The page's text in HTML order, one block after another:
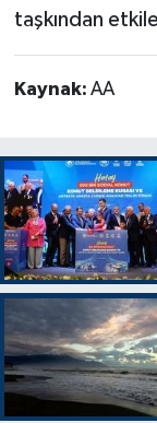
taşkından
Kaynak: AA